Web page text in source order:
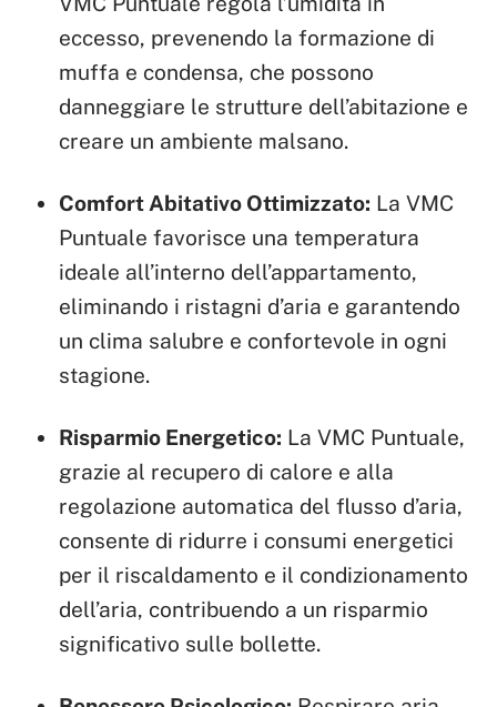
eccesso, prevenendo la formazione di
muffa e condensa, che possono
danneggiare le strutture dell’abitazione e
creare un ambiente malsano.
Comfort Abitativo Ottimizzato: La VMC
Puntuale favorisce una temperatura
ideale all’interno dell’appartamento,
eliminando i ristagni d’aria e garantendo
un clima salubre e confortevole in ogni
stagione.
Risparmio Energetico: La VMC Puntuale,
grazie al recupero di calore e alla
regolazione automatica del flusso d’aria,
consente di ridurre i consumi energetici
per il riscaldamento e il condizionamento
dell’aria, contribuendo a un risparmio
significativo sulle bollette.